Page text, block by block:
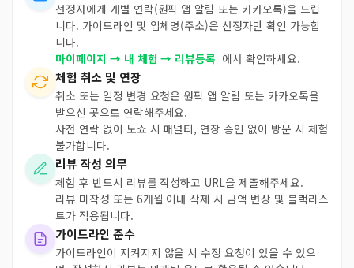
선정자에게 개별 연락(원픽 앱 알림 또는 카카오톡)을 드립
니다. 가이드라인 및 업체명(주소)은 선정자만 확인 가능합
니다.
마이페이지 → 내 체험 → 리뷰등록 에서 확인하세요.
체험 취소 및 연장
취소 또는 일정 변경 요청은 원픽 앱 알림 또는 카카오톡을
받으신 곳으로 연락해주세요.
사전 연락 없이 노쇼 시 패널티, 연장 승인 없이 방문 시 체험
불가합니다.
리뷰 작성 의무
체험 후 반드시 리뷰를 작성하고 URL을 제출해주세요.
리뷰 미작성 또는 6개월 이내 삭제 시 금액 변상 및 블랙리스
트가 적용됩니다.
가이드라인 준수
가이드라인이 지켜지지 않을 시 수정 요청이 있을 수 있으